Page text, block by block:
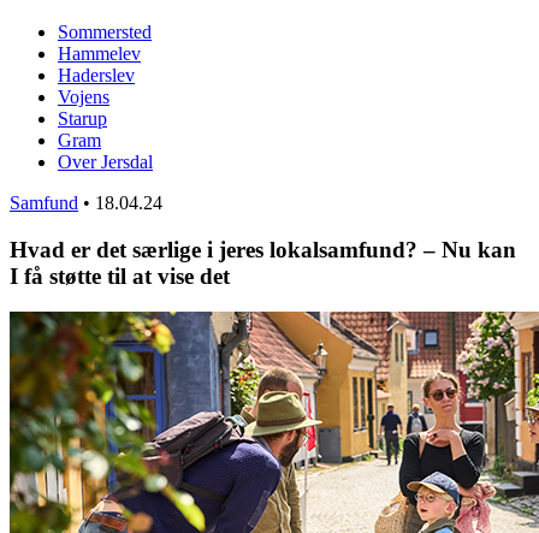
Sommersted
Hammelev
Haderslev
Vojens
Starup
Gram
Over Jersdal
Samfund • 18.04.24
Hvad er det særlige i jeres lokalsamfund? – Nu kan
I få støtte til at vise det